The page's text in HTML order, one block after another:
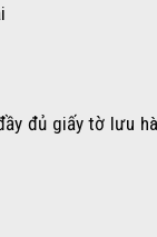
đủ giấy tờ lưu